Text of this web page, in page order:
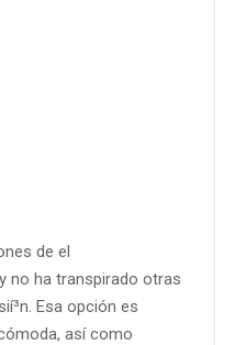
de el
no ha transpirado otras
Esa opción es
así­ como